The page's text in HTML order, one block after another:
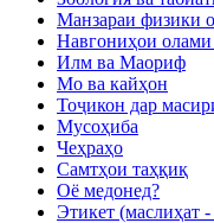
Манзараи физики
Навгониҳои олами
Илм ва Маориф
Мо ва кайҳон
Тоҷикон дар
Мусоҳиба
Чеҳраҳо
Самтҳои таҳқиқ
Оё медонед?
Этикет (маслиҳат